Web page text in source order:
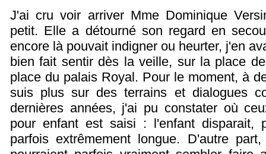
J'ai cru voir arriver Mme Dominique
petit. Elle a détourné son regard en
encore là pouvait indigner ou heurter, j'en
bien fait sentir dès la veille, sur la place
place du palais Royal. Pour le moment, à
suis plus sur des terrains et dialogues
dernières années, j'ai pu constater où
pour enfant est saisi : l'enfant disparait,
parfois extrêmement longue. D'autre